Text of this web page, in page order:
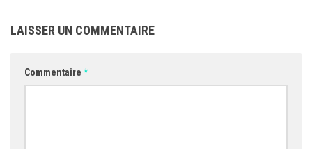
LAISSER UN COMMENTAIRE
Commentaire *